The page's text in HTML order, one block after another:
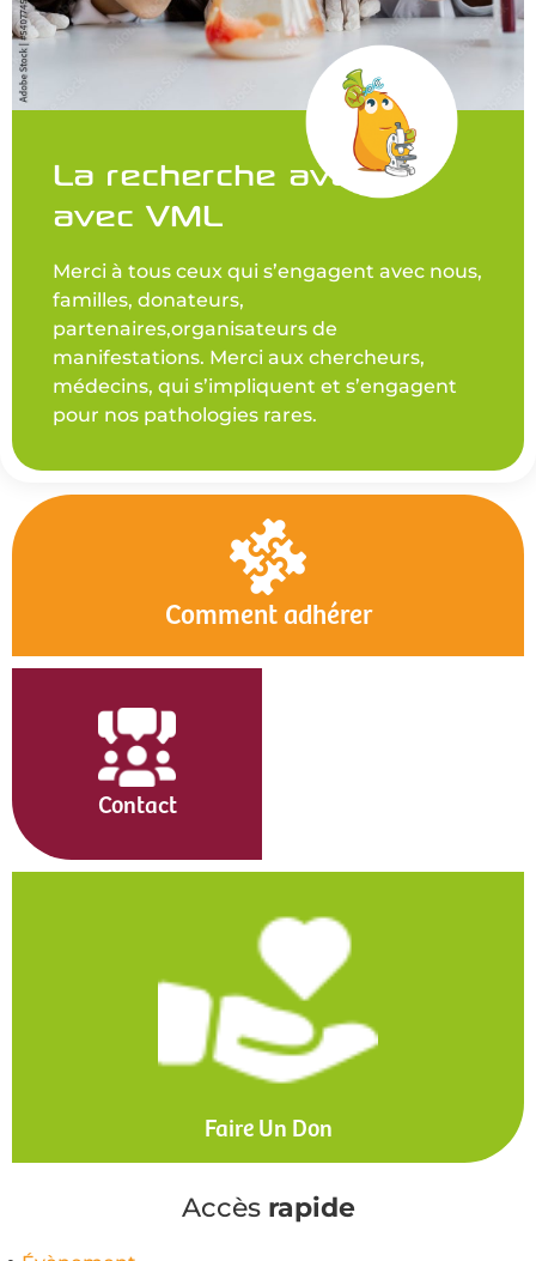
La recherche avance
avec VML
Merci à tous ceux qui s’engagent avec nous,
familles, donateurs,
partenaires,organisateurs de
manifestations. Merci aux chercheurs,
médecins, qui s’impliquent et s’engagent
pour nos pathologies rares.
Comment adhérer
Contact
Faire Un Don
Accès rapide